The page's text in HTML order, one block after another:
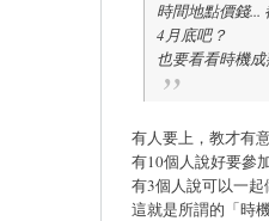
時間地點價錢...
4月底吧？
也要看看時機
有人要上，教才有
有10個人說好要參
有3個人說可以一
這就是所謂的「時